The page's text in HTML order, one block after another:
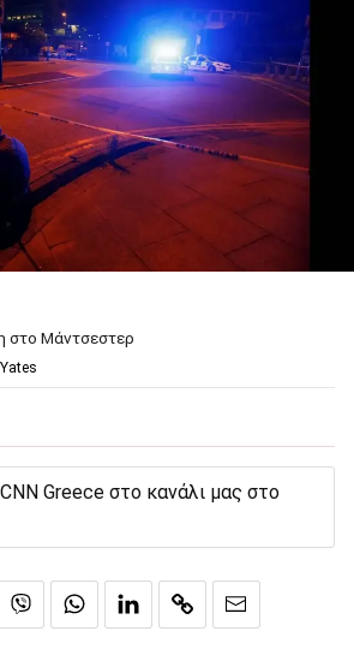
στο Μάντσεστερ
Greece στο κανάλι μας στο